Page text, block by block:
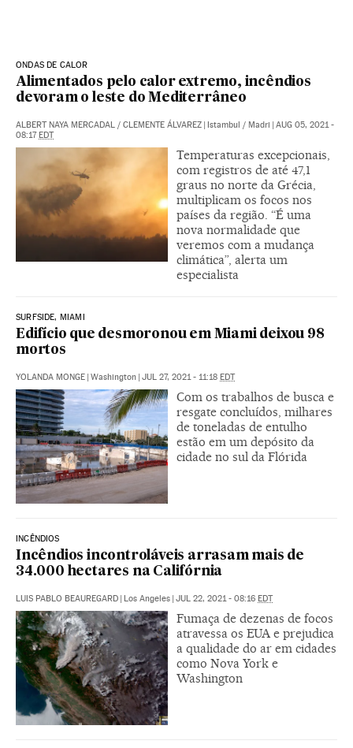
ONDAS DE CALOR
Alimentados pelo calor extremo, incêndios
devoram o leste do Mediterrâneo
ALBERT NAYA MERCADAL / CLEMENTE ÁLVAREZ | Istambul / Madri | AUG 05, 2021 -
08:17EDT
Temperaturas excepcionais,
com registros de até 47,1
graus no norte da Grécia,
multiplicam os focos nos
países da região. “É uma
nova normalidade que
veremos com a mudança
climática”, alerta um
especialista
SURFSIDE, MIAMI
Edifício que desmoronou em Miami deixou 98
mortos
YOLANDA MONGE | Washington | JUL 27, 2021 - 11:18 EDT
Com os trabalhos de busca e
resgate concluídos, milhares
de toneladas de entulho
estão em um depósito da
cidade no sul da Flórida
INCÊNDIOS
Incêndios incontroláveis arrasam mais de
34.000 hectares na Califórnia
LUIS PABLO BEAUREGARD | Los Angeles | JUL 22, 2021 - 08:16 EDT
Fumaça de dezenas de focos
atravessa os EUA e prejudica
a qualidade do ar em cidades
como Nova York e
Washington